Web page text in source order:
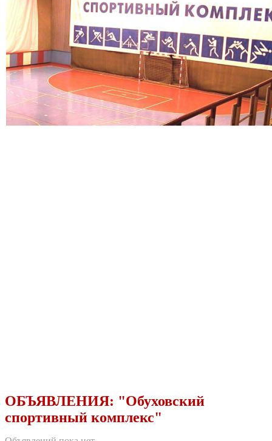
ОБЪЯВЛЕНИЯ: "Обуховский
спортивный комплекс"